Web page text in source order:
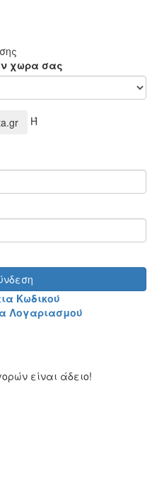
χωρα σας
Ή
Κωδικού
Λογαριασμού
είναι άδειο!